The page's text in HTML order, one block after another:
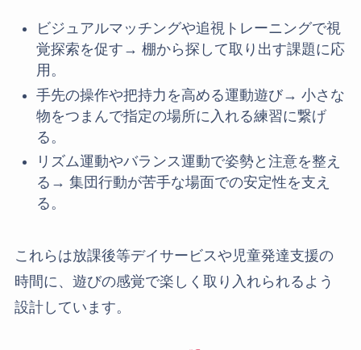
ビジュアルマッチングや追視トレーニングで視
覚探索を促す→ 棚から探して取り出す課題に応
用。
手先の操作や把持力を高める運動遊び→ 小さな
物をつまんで指定の場所に入れる練習に繋げ
る。
リズム運動やバランス運動で姿勢と注意を整え
る→ 集団行動が苦手な場面での安定性を支え
る。
これらは放課後等デイサービスや児童発達支援の
時間に、遊びの感覚で楽しく取り入れられるよう
設計しています。